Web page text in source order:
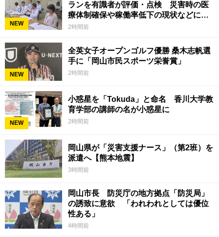
NEW
ランを有識者が評価・点検 災害時の医
療体制確保や稼働率低下の現状などに意
見 岡山
2時間前
NEW
全英女子オープンゴルフ優勝 桑木志帆選
手に「岡山市民スポーツ栄誉賞」
2時間前
NEW
小惑星を「Tokuda」と命名 香川大学教
育学部の講師の名が小惑星に
2時間前
岡山県が「災害支援ナース」（第2班）を
派遣へ【熊本地震】
3時間前
岡山市長 防災庁の地方拠点「防災局」
の誘致に意欲 「われわれとしては優位
性ある」
4時間前